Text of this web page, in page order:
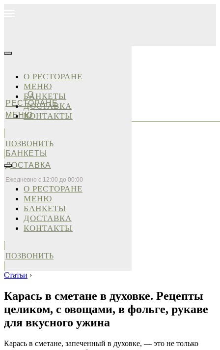
О
РЕСТОРАНЕ
МЕНЮ
БАНКЕТЫ
ДОСТАВКА
Ежедневно с 12:00 до 00:00
О РЕСТОРАНЕ
МЕНЮ
БАНКЕТЫ
ДОСТАВКА
КОНТАКТЫ
ПОЗВОНИТЬ
О РЕСТОРАНЕ
МЕНЮ
БАНКЕТЫ
ДОСТАВКА
КОНТАКТЫ
ПОЗВОНИТЬ
Статьи ›
Карась в сметане в духовке. Рецепты
целиком, с овощами, в фольге, рукаве
для вкусного ужина
Карась в сметане, запеченный в духовке, — это не только